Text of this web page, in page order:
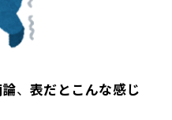
、 表だとこんな感じ